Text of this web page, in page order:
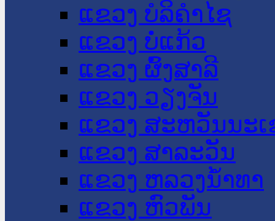
ແຂວງ ບໍລິຄໍາໄຊ
ແຂວງ ບໍ່ແກ້ວ
ແຂວງ ຜົ້ງສາລີ
ແຂວງ ວຽງຈັນ
ແຂວງ ສະຫວັນນະ
ແຂວງ ສາລະວັນ
ແຂວງ ຫລວງນໍ້າທາ
ແຂວງ ຫົວພັນ